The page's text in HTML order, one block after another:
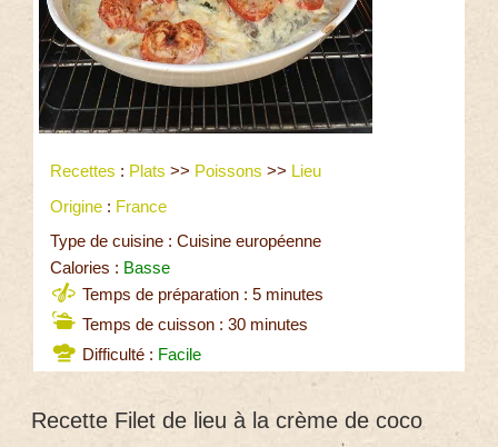
Recettes : Plats >> Poissons >> Lieu
Origine : France
Type de cuisine : Cuisine européenne
Calories : Basse
Temps de préparation : 5 minutes
Temps de cuisson : 30 minutes
Difficulté : Facile
Recette Filet de lieu à la crème de coco